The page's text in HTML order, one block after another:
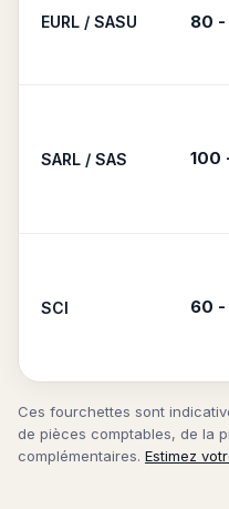
EURL / SASU 80 -
SARL / SAS 100
SCI 60 -
Ces fourchettes sont
de pièces comptables, de la
complémentaires. Estimez